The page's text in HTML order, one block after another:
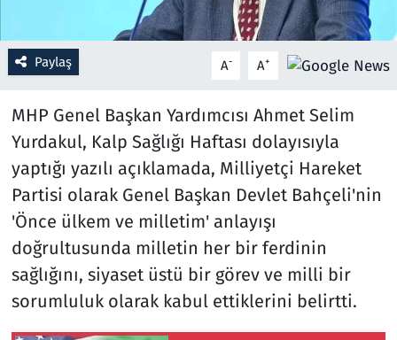
Paylaş A- A+
MHP Genel Başkan Yardımcısı Ahmet Selim
Yurdakul, Kalp Sağlığı Haftası dolayısıyla
yaptığı yazılı açıklamada, Milliyetçi Hareket
Partisi olarak Genel Başkan Devlet Bahçeli'nin
'Önce ülkem ve milletim' anlayışı
doğrultusunda milletin her bir ferdinin
sağlığını, siyaset üstü bir görev ve milli bir
sorumluluk olarak kabul ettiklerini belirtti.
Spor
Televizyon